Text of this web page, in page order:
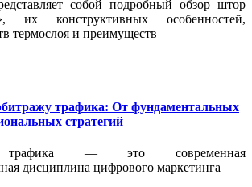
собой подробный обзор штор
их конструктивных особенностей,
термослоя и преимуществ
трафика: От фундаментальных
стратегий
трафика — это современная
дисциплина цифрового маркетинга